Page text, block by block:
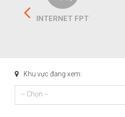
INTERNET FPT
Khu vực đang xem:
-- Chọn --